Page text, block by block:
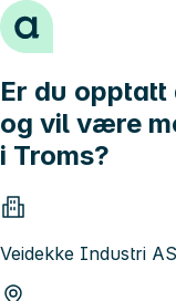
Hopp til innhold
Er du
og vil være
i Troms?
Veidekke Industri AS